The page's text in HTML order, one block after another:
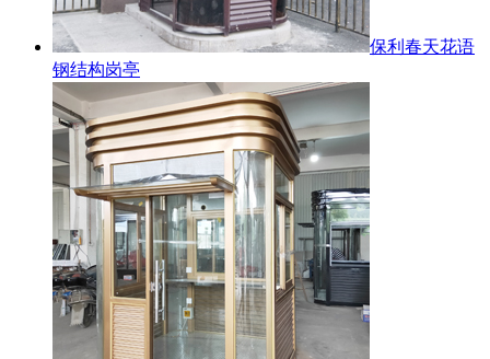
保利春天花语
钢结构岗亭